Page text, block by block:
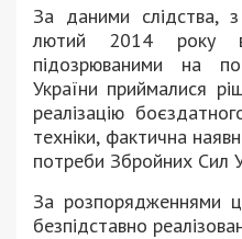
За даними слідства,
лютий 2014 року в
підозрюваними на
України приймалися
реалізацію
техніки, фактична
потреби Збройних Сил
За розпорядженнями
безпідставно